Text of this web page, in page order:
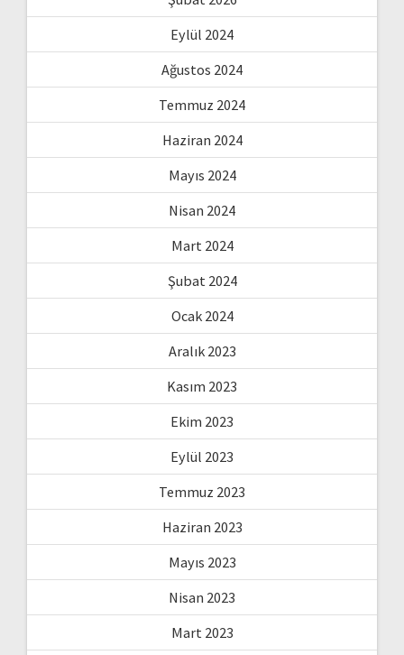
Eylül 2024
Ağustos 2024
Temmuz 2024
Haziran 2024
Mayıs 2024
Nisan 2024
Mart 2024
Şubat 2024
Ocak 2024
Aralık 2023
Kasım 2023
Ekim 2023
Eylül 2023
Temmuz 2023
Haziran 2023
Mayıs 2023
Nisan 2023
Mart 2023